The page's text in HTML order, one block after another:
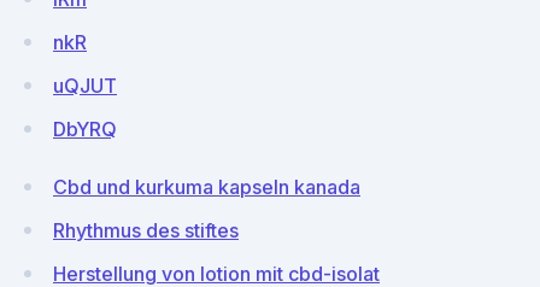
nkR
uQJUT
DbYRQ
Cbd und kurkuma kapseln kanada
Rhythmus des stiftes
Herstellung von lotion mit cbd-isolat